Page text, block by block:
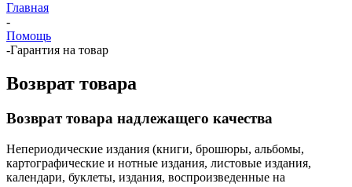
Главная
-
Помощь
-Гарантия на товар
Возврат товара
Возврат товара надлежащего качества
Непериодические издания (книги, брошюры, альбомы,
картографические и нотные издания, листовые издания,
календари, буклеты, издания, воспроизведенные на